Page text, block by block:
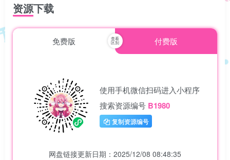
资源下载
免费版 付费版
使用手机微信扫码进入小程序
搜索资源编号 B1980
复制资源编号
网盘链接更新日期：2025/12/08 08:48:35